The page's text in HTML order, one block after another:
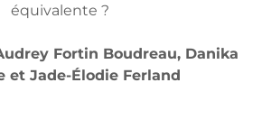
équivalente ?
Fortin Boudreau, Danika
et Jade-Élodie Ferland